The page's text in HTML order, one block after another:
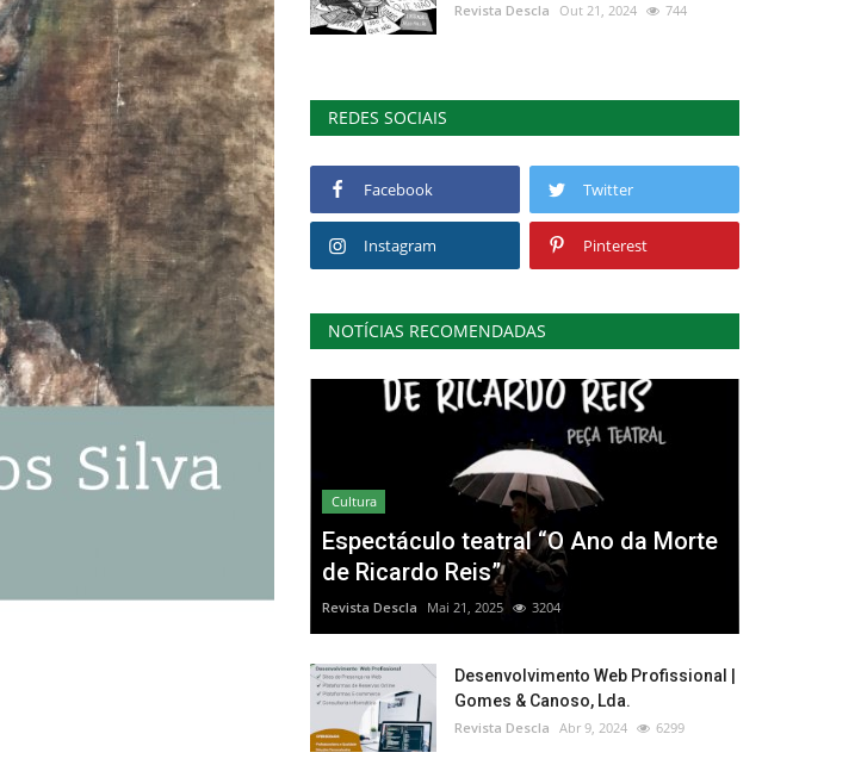
Revista Descla Out 21, 2024 744
REDES SOCIAIS
Facebook Twitter
Instagram Pinterest
NOTÍCIAS RECOMENDADAS
Cultura
Espectáculo teatral “O Ano da Morte
de Ricardo Reis”
Revista Descla Mai 21, 2025 3204
Desenvolvimento Web Profissional |
Gomes & Canoso, Lda.
Revista Descla Abr 9, 2024 6299